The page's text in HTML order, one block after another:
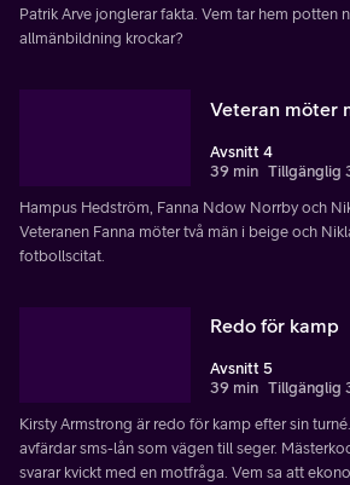
Patrik Arve jonglerar fakta. Vem tar hem potten
allmänbildning krockar?
Veteran möter
Avsnitt 4
39 min Tillgänglig
Hampus Hedström, Fanna Ndow Norrby och
Veteranen Fanna möter två män i beige och
fotbollscitat.
Redo för kamp
Avsnitt 5
39 min Tillgänglig
Kirsty Armstrong är redo för kamp efter sin
avfärdar sms-lån som vägen till seger.
svarar kvickt med en motfråga. Vem sa att